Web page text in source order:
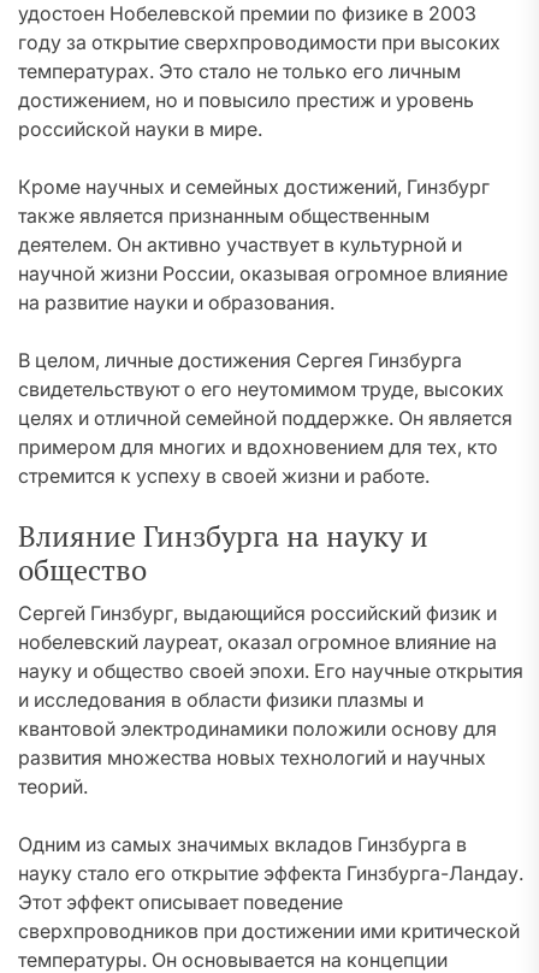
удостоен Нобелевской премии по физике в 2003
году за открытие сверхпроводимости при высоких
температурах. Это стало не только его личным
достижением, но и повысило престиж и уровень
российской науки в мире.
Кроме научных и семейных достижений, Гинзбург
также является признанным общественным
деятелем. Он активно участвует в культурной и
научной жизни России, оказывая огромное влияние
на развитие науки и образования.
В целом, личные достижения Сергея Гинзбурга
свидетельствуют о его неутомимом труде, высоких
целях и отличной семейной поддержке. Он является
примером для многих и вдохновением для тех, кто
стремится к успеху в своей жизни и работе.
Влияние Гинзбурга на науку и
общество
Сергей Гинзбург, выдающийся российский физик и
нобелевский лауреат, оказал огромное влияние на
науку и общество своей эпохи. Его научные открытия
и исследования в области физики плазмы и
квантовой электродинамики положили основу для
развития множества новых технологий и научных
теорий.
Одним из самых значимых вкладов Гинзбурга в
науку стало его открытие эффекта Гинзбурга-Ландау.
Этот эффект описывает поведение
сверхпроводников при достижении ими критической
температуры. Он основывается на концепции